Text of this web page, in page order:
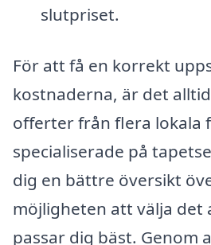
slutpriset.
För att få en korrekt
kostnaderna, är det
offerter från flera lokala
specialiserade på
dig en bättre översikt
möjligheten att välja det
passar dig bäst. Genom